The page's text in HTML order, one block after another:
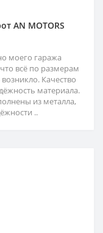
AN MOTORS
моего гаража
всё по размерам
Качество
материала.
из металла,
..